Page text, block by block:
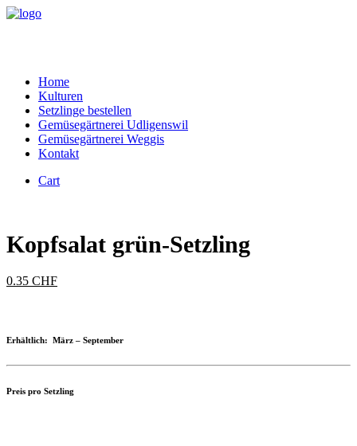
Home
Kulturen
Setzlinge bestellen
Gemüsegärtnerei Udligenswil
Gemüsegärtnerei Weggis
Kontakt
Cart
Kopfsalat grün-Setzling
0.35 CHF
Erhältlich: März – September
Preis pro Setzling